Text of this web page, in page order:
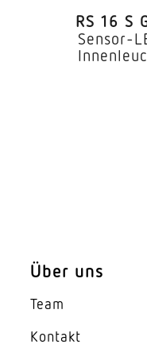
m in 3
RS 16 S
Sensor-
Über uns
Team
Kontakt